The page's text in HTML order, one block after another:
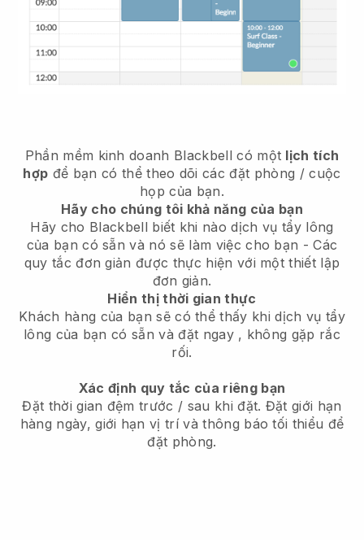
Phần mềm kinh doanh Blackbell có một lịch tích
hợp để bạn có thể theo dõi các đặt phòng / cuộc
họp của bạn.
Hãy cho chúng tôi khả năng của bạn
Hãy cho Blackbell biết khi nào dịch vụ tẩy lông
của bạn có sẵn và nó sẽ làm việc cho bạn - Các
quy tắc đơn giản được thực hiện với một thiết lập
đơn giản.
Hiển thị thời gian thực
Khách hàng của bạn sẽ có thể thấy khi dịch vụ tẩy
lông của bạn có sẵn và đặt ngay, không gặp rắc
rối.
Xác định quy tắc của riêng bạn
Đặt thời gian đệm trước / sau khi đặt. Đặt giới hạn
hàng ngày, giới hạn vị trí và thông báo tối thiểu để
đặt phòng.